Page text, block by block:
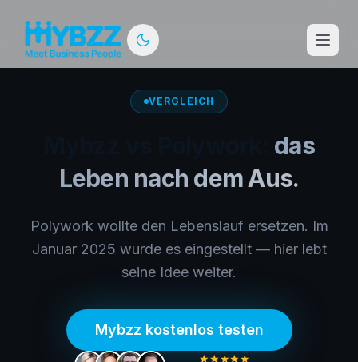
VERGLEICH
das
Leben nach dem Aus.
Polywork wollte den Lebenslauf ersetzen. Im
Januar 2025 wurde es eingestellt — hier lebt
seine Idee weiter.
Mybzz kostenlos testen
★★★★★